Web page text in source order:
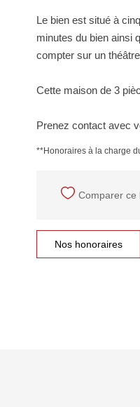
Le bien est situé à
minutes du bien ainsi
compter sur un
Cette maison de 3
Prenez contact avec
**Honoraires à la charge
Comparer ce
Nos honoraires